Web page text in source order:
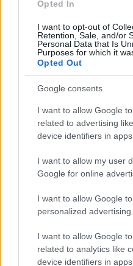
Opted In
I want to opt-out of
Retention, Sale, and/or
Personal Data that Is
Purposes for which it
Opted Out
Google consents
I want to allow Google
related to advertising
device identifiers in apps.
I want to allow my user
Google for online
I want to allow Google
personalized advertising.
I want to allow Google
related to analytics like
device identifiers in apps.
Népszerű
Európa
Megválasztották